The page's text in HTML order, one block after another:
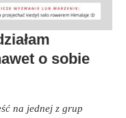
o sobie
na jednej z grup